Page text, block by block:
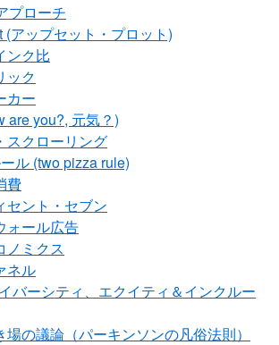
プローチ
(アップセット・プロット)
ンク比
ック
カー
are you?, 元気？)
スクローリング
ル (two pizza rule)
費
セント・セブン
ォール広告
ノミクス
ネル
バーシティ、エクイティ＆インクルー
場の議論（パーキンソンの凡俗法則）